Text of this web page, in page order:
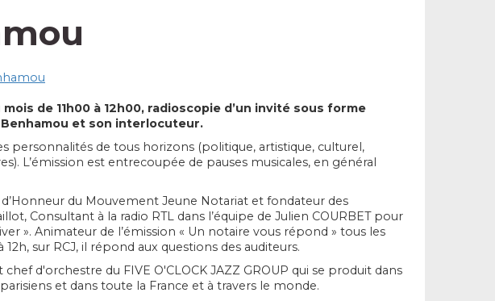
mois de 11h00 à 12h00, radioscopie d’un invité sous forme
et son interlocuteur.
personnalités de tous horizons (politique, artistique, culturel,
L’émission est entrecoupée de pauses musicales, en général
du Mouvement Jeune Notariat et fondateur des
Consultant à la radio RTL dans l’équipe de Julien COURBET pour
». Animateur de l’émission « Un notaire vous répond » tous les
sur RCJ, il répond aux questions des auditeurs.
d'orchestre du FIVE O'CLOCK JAZZ GROUP qui se produit dans
et dans toute la France et à travers le monde.